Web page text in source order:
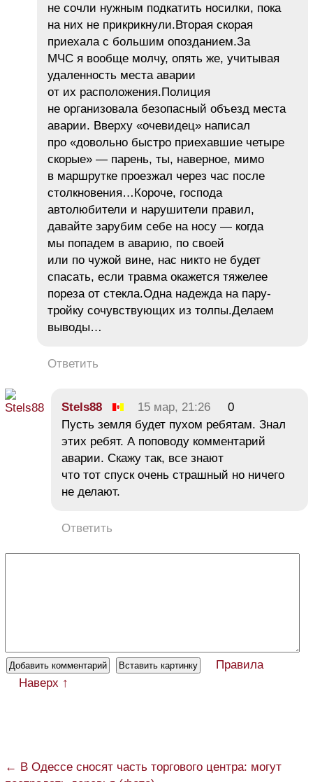
не сочли нужным подкатить носилки, пока
на них не прикрикнули.Вторая скорая
приехала с большим опозданием.За
МЧС я вообще молчу, опять же, учитывая
удаленность места аварии
от их расположения.Полиция
не организовала безопасный объезд места
аварии. Вверху «очевидец» написал
про «довольно быстро приехавшие четыре
скорые» — парень, ты, наверное, мимо
в маршрутке проезжал через час после
столкновения…Короче, господа
автолюбители и нарушители правил,
давайте зарубим себе на носу — когда
мы попадем в аварию, по своей
или по чужой вине, нас никто не будет
спасать, если травма окажется тяжелее
пореза от стекла.Одна надежда на пару-
тройку сочувствующих из толпы.Делаем
выводы…
Ответить
Stels88 15 мар, 21:26
0
Пусть земля будет пухом ребятам. Знал
этих ребят. А поповоду комментарий
аварии. Скажу так, все знают
что тот спуск очень страшный но ничего
не делают.
Ответить
Правила
Наверх ↑
← В Одессе сносят часть торгового центра: могут